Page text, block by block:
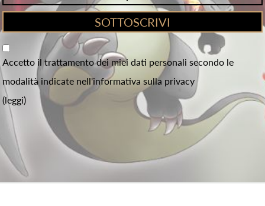
Accetto il trattamento dei miei dati personali secondo le
modalità indicate nell'informativa sulla privacy
(leggi)